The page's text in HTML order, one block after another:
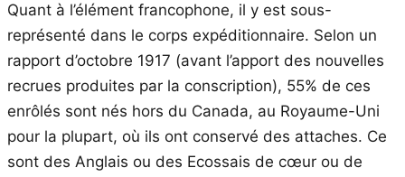
Quant à l’élément francophone, il y est sous-
représenté dans le corps expéditionnaire. Selon un
rapport d’octobre 1917 (avant l’apport des nouvelles
recrues produites par la conscription), 55% de ces
enrôlés sont nés hors du Canada, au Royaume-Uni
pour la plupart, où ils ont conservé des attaches. Ce
sont des Anglais ou des Ecossais de cœur ou de